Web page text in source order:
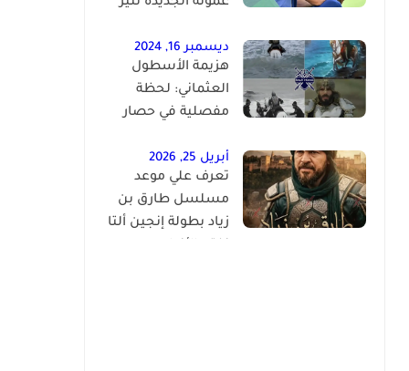
لافيينا
ديسمبر 16, 2024
هزيمة الأسطول
العثماني: لحظة
مفصلية في حصار
أبريل 25, 2026
تعرف علي موعد
مسلسل طارق بن
زياد بطولة إنجين ألتا